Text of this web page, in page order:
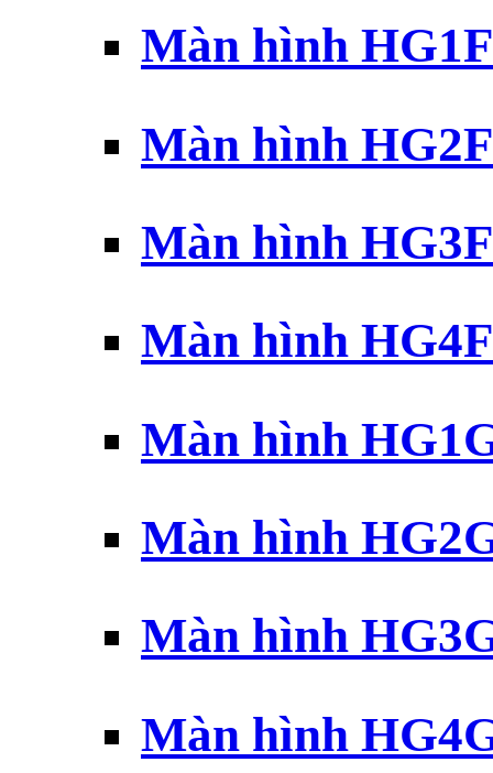
Màn hình
Màn hình
Màn hình
Màn hình
Màn hình
Màn hình
Màn hình
Màn hình